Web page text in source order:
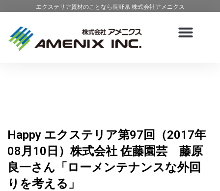
エクステリア資材のことなら長野県 株式会社アメニクス
Happy エクステリア第97回（2017年
08月10日）株式会社 佐藤園芸 藤原
良一さん「ローメンテナンスな外回
りを考える」